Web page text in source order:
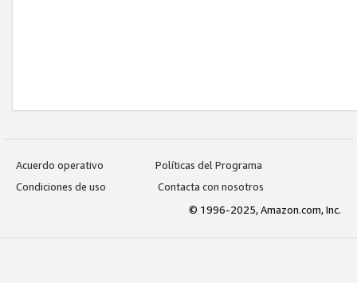
Acuerdo operativo
Políticas del Programa
Condiciones de uso
Contacta con nosotros
© 1996-2025, Amazon.com, Inc.